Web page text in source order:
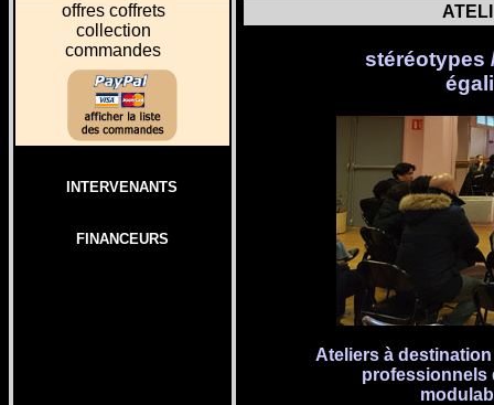
offres coffrets
collection
commandes
INTERVENANTS
FINANCEURS
stéréotypes
Ateliers à
professionnels